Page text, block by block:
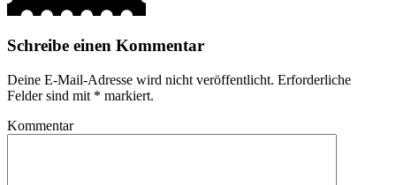
Schreibe einen Kommentar
Deine E-Mail-Adresse wird nicht veröffentlicht. Erforderliche
Felder sind mit * markiert.
Kommentar